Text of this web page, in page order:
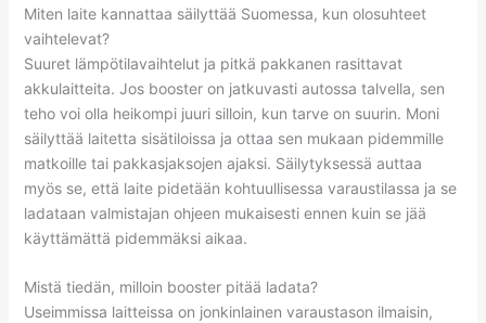
Miten laite kannattaa säilyttää Suomessa, kun olosuhteet
vaihtelevat?
Suuret lämpötilavaihtelut ja pitkä pakkanen rasittavat
akkulaitteita. Jos booster on jatkuvasti autossa talvella, sen
teho voi olla heikompi juuri silloin, kun tarve on suurin. Moni
säilyttää laitetta sisätiloissa ja ottaa sen mukaan pidemmille
matkoille tai pakkasjaksojen ajaksi. Säilytyksessä auttaa
myös se, että laite pidetään kohtuullisessa varaustilassa ja se
ladataan valmistajan ohjeen mukaisesti ennen kuin se jää
käyttämättä pidemmäksi aikaa.
Mistä tiedän, milloin booster pitää ladata?
Useimmissa laitteissa on jonkinlainen varaustason ilmaisin,